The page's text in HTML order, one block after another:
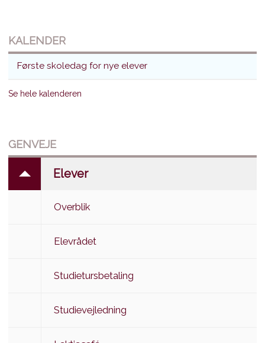
KALENDER
Første skoledag for nye elever
Se hele kalenderen
GENVEJE
Elever
Overblik
Elevrådet
Studietursbetaling
Studievejledning